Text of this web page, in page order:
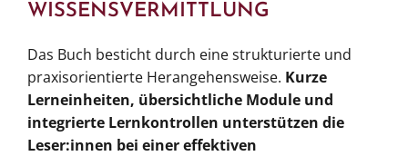
WISSENSVERMITTLUNG
Das Buch besticht durch eine strukturierte und
praxisorientierte Herangehensweise. Kurze
Lerneinheiten, übersichtliche Module und
integrierte Lernkontrollen unterstützen die
Leser:innen bei einer effektiven